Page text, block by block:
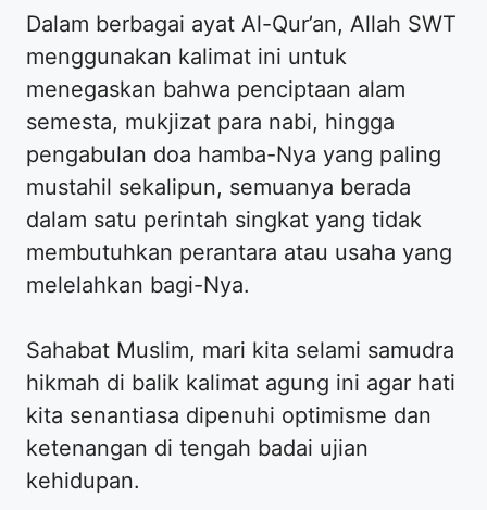
Dalam berbagai ayat Al-Qur’an, Allah SWT
menggunakan kalimat ini untuk
menegaskan bahwa penciptaan alam
semesta, mukjizat para nabi, hingga
pengabulan doa hamba-Nya yang paling
mustahil sekalipun, semuanya berada
dalam satu perintah singkat yang tidak
membutuhkan perantara atau usaha yang
melelahkan bagi-Nya.
Sahabat Muslim, mari kita selami samudra
hikmah di balik kalimat agung ini agar hati
kita senantiasa dipenuhi optimisme dan
ketenangan di tengah badai ujian
kehidupan.